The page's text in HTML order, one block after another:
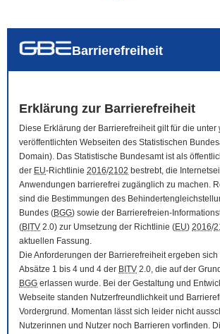
auch in allen Texten suchen (Volltextsuche)
Barrierefreiheit
Erklärung zur Barrierefreiheit
Diese Erklärung der Barrierefreiheit gilt für die unter
veröffentlichten Webseiten des Statistischen
Domain). Das Statistische Bundesamt ist als
der EU-Richtlinie 2016/2102 bestrebt, die
Anwendungen barrierefrei zugänglich zu machen.
sind die Bestimmungen des
Bundes (BGG) sowie der Barrierefreien-
(BITV 2.0) zur Umsetzung der Richtlinie (EU) 2016/
aktuellen Fassung.
Die Anforderungen der Barrierefreiheit ergeben sich
Absätze 1 bis 4 und 4 der BITV 2.0, die auf der
BGG erlassen wurde. Bei der Gestaltung und
Webseite standen Nutzerfreundlichkeit und
Vordergrund. Momentan lässt sich leider nicht
Nutzerinnen und Nutzer noch Barrieren vorfinden.